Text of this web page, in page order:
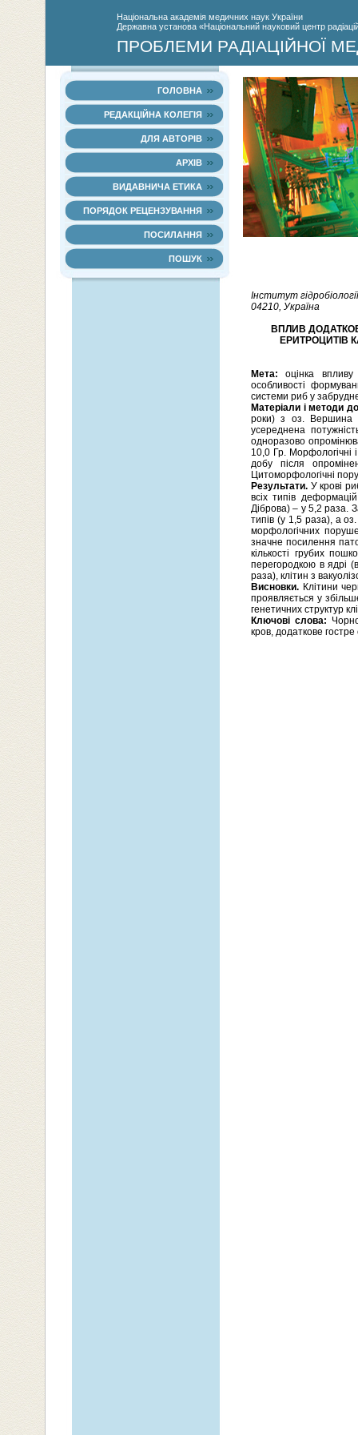
Нацiональна академiя медичних наук України
Державна установа «Національний науковий центр
ПРОБЛЕМИ РАДІАЦІЙНОЇ
ГОЛОВНА
РЕДАКЦІЙНА КОЛЕГІЯ
ДЛЯ АВТОРІВ
АРХІВ
ВИДАВНИЧА ЕТИКА
ПОРЯДОК РЕЦЕНЗУВАННЯ
ПОСИЛАННЯ
ПОШУК
Інститут
04210, Україна
ВПЛИВ
ЕРИТРОЦИТІВ
Мета: оцінка
особливості
системи риб у
Матеріали і методи
роки) з оз. Вершина
усереднена
одноразово
10,0 Гр. Морфологічні
добу після
Цитоморфологічні
Результати. У крові
всіх типів
Діброва) – у 5,2 раза.
типів (у 1,5 раза), а
морфологічних
значне посилення
кількості грубих
перегородкою в ядрі
раза), клітин з
Висновки. Клітини
проявляється у
генетичних структур
Ключові слова:
кров, додаткове